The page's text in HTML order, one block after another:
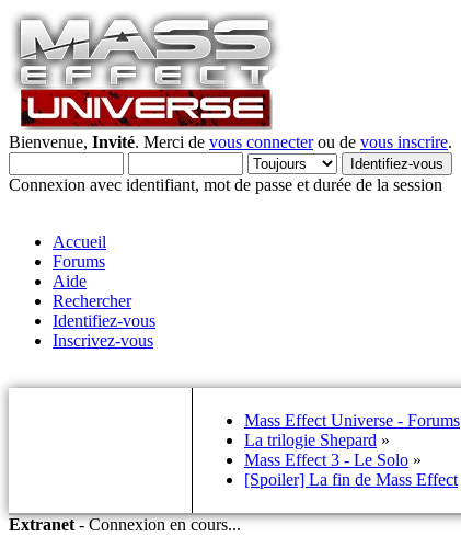
Bienvenue, Invité. Merci de vous connecterou de vous inscrire.
Connexion avec identifiant, mot de passe et durée de la session
Accueil
Forums
Aide
Rechercher
Identifiez-vous
Inscrivez-vous
Mass Effect Universe - Forums
La trilogie Shepard »
Mass Effect 3 - Le Solo »
[Spoiler] La fin de Mass Effect
Extranet-Connexion en cours...